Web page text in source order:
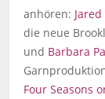
anhören:
die neue
und Barbara
Four Seasons